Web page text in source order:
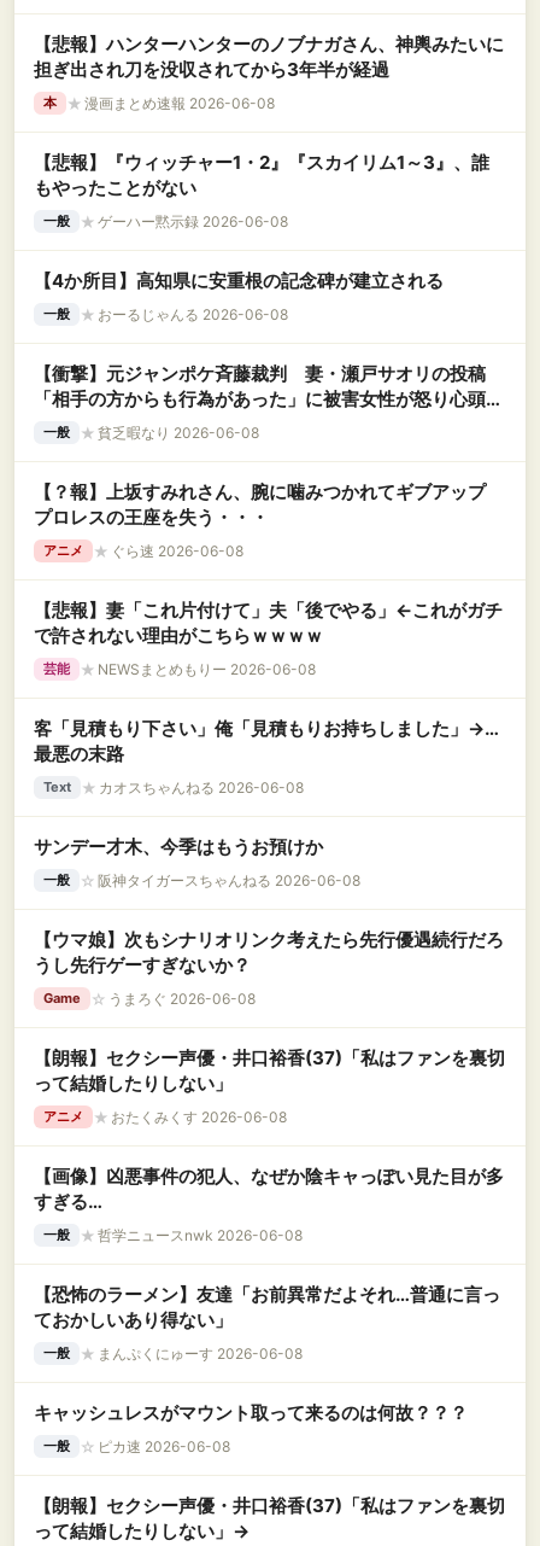
【悲報】ハンターハンターのノブナガさん、神輿みたいに
担ぎ出され刀を没収されてから3年半が経過
本 ★ 漫画まとめ速報 2026-06-08
【悲報】『ウィッチャー1・2』『スカイリム1～3』、誰
もやったことがない
一般 ★ ゲーハー黙示録 2026-06-08
【4か所目】高知県に安重根の記念碑が建立される
一般 ★ おーるじゃんる 2026-06-08
【衝撃】元ジャンポケ斉藤裁判 妻・瀬戸サオリの投稿
「相手の方からも行為があった」に被害女性が怒り心頭の
模様←コレってなんで削除しないんやろか…？
一般 ★ 貧乏暇なり 2026-06-08
【？報】上坂すみれさん、腕に噛みつかれてギブアップ
プロレスの王座を失う・・・
アニメ ★ ぐら速 2026-06-08
【悲報】妻「これ片付けて」夫「後でやる」←これがガチ
で許されない理由がこちらｗｗｗｗ
芸能 ★ NEWSまとめもりー 2026-06-08
客「見積もり下さい」俺「見積もりお持ちしました」→…
最悪の末路
Text ★ カオスちゃんねる 2026-06-08
サンデー才木、今季はもうお預けか
一般 ☆ 阪神タイガースちゃんねる 2026-06-08
【ウマ娘】次もシナリオリンク考えたら先行優遇続行だろ
うし先行ゲーすぎないか？
Game ☆ うまろぐ 2026-06-08
【朗報】セクシー声優・井口裕香(37)「私はファンを裏切
って結婚したりしない」
アニメ ★ おたくみくす 2026-06-08
【画像】凶悪事件の犯人、なぜか陰キャっぽい見た目が多
すぎる…
一般 ★ 哲学ニュースnwk 2026-06-08
【恐怖のラーメン】友達「お前異常だよそれ…普通に言っ
ておかしいあり得ない」
一般 ★ まんぷくにゅーす 2026-06-08
キャッシュレスがマウント取って来るのは何故？？？
一般 ☆ ピカ速 2026-06-08
【朗報】セクシー声優・井口裕香(37)「私はファンを裏切
って結婚したりしない」→